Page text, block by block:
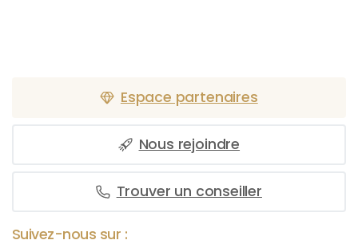
Espace partenaires
Nous rejoindre
Trouver un conseiller
Suivez-nous sur :